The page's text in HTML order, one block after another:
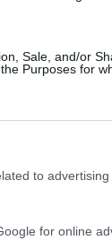
Sale, and/or
Purposes for
to
for online